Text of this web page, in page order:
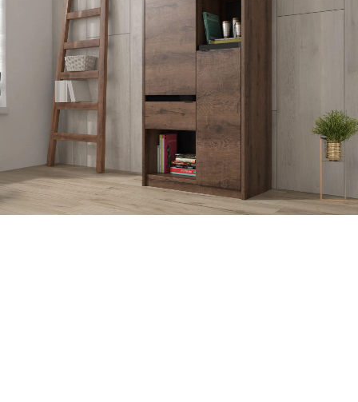
Complete woonkamersets
Accessoires
Accessoires
Scandinavisch